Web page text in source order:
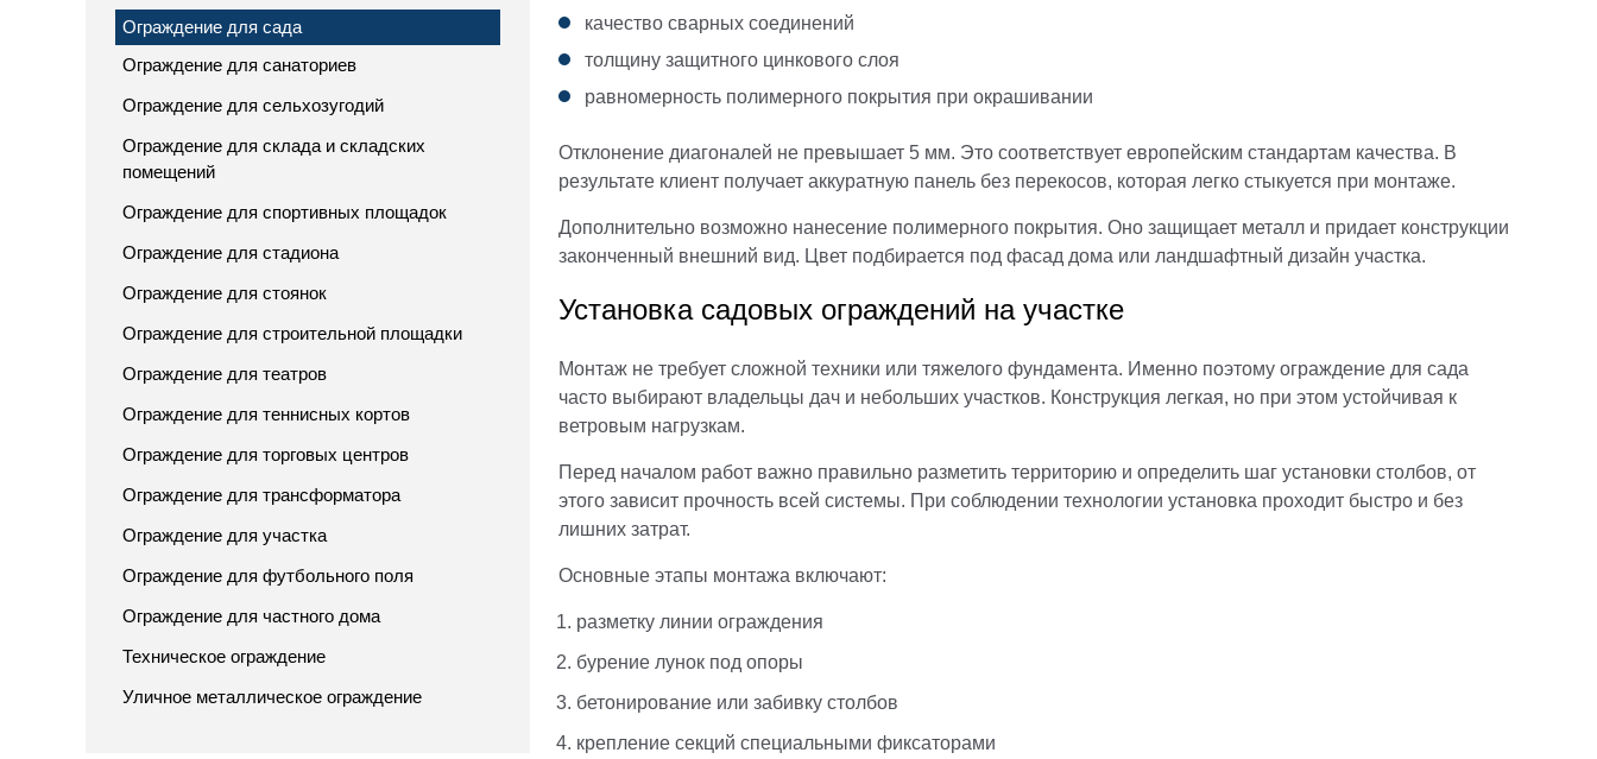
Ограждение для сада
Ограждение для санаториев
Ограждение для сельхозугодий
Ограждение для склада и складских
помещений
Ограждение для спортивных площадок
Ограждение для стадиона
Ограждение для стоянок
Ограждение для строительной площадки
Ограждение для театров
Ограждение для теннисных кортов
Ограждение для торговых центров
Ограждение для трансформатора
Ограждение для участка
Ограждение для футбольного поля
Ограждение для частного дома
Техническое ограждение
Уличное металлическое ограждение
качество сварных соединений
толщину защитного цинкового слоя
равномерность полимерного покрытия при окрашивании
Отклонение диагоналей не превышает 5 мм. Это соответствует европейским стандартам качества. В
результате клиент получает аккуратную панель без перекосов, которая легко стыкуется при монтаже.
Дополнительно возможно нанесение полимерного покрытия. Оно защищает металл и придает конструкции
законченный внешний вид. Цвет подбирается под фасад дома или ландшафтный дизайн участка.
Установка садовых ограждений на участке
Монтаж не требует сложной техники или тяжелого фундамента. Именно поэтому ограждение для сада
часто выбирают владельцы дач и небольших участков. Конструкция легкая, но при этом устойчивая к
ветровым нагрузкам.
Перед началом работ важно правильно разметить территорию и определить шаг установки столбов, от
этого зависит прочность всей системы. При соблюдении технологии установка проходит быстро и без
лишних затрат.
Основные этапы монтажа включают:
разметку линии ограждения
бурение лунок под опоры
бетонирование или забивку столбов
крепление секций специальными фиксаторами